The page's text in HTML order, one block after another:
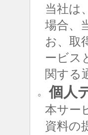
当社は
場合、
お、取
ービス
関する
○ 個人
本サー
資料の